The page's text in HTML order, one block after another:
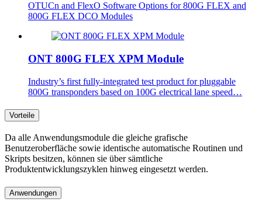
OTUCn and FlexO Software Options for 800G FLEX and
800G FLEX DCO Modules
ONT 800G FLEX XPM Module
Industry’s first fully-integrated test product for pluggable
800G transponders based on 100G electrical lane speed…
Vorteile
Da alle Anwendungsmodule die gleiche grafische
Benutzeroberfläche sowie identische automatische Routinen und
Skripts besitzen, können sie über sämtliche
Produktentwicklungszyklen hinweg eingesetzt werden.
Anwendungen